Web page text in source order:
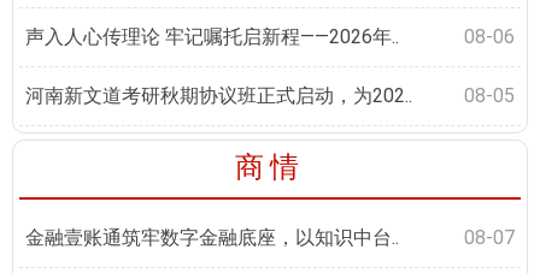
声入人心传理论 牢记嘱托启新程——2026年.. 08-06
河南新文道考研秋期协议班正式启动，为202.. 08-05
商情
金融壹账通筑牢数字金融底座，以知识中台.. 08-07